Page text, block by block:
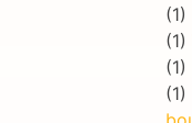
(1)
(1)
(1)
(1)